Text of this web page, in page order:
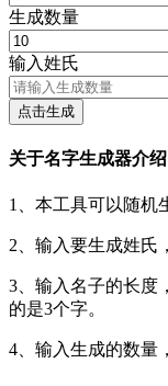
生成数量
输入姓氏
点击生成
关于名字生成器介绍
1、本工具可以随机
2、输入要生成姓氏
3、输入名子的长度
的是3个字。
4、输入生成的数量